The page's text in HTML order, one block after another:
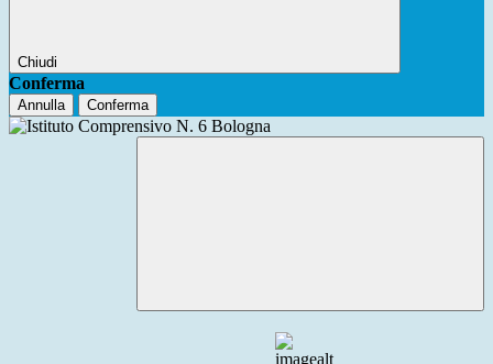
Chiudi
Conferma
Annulla Conferma